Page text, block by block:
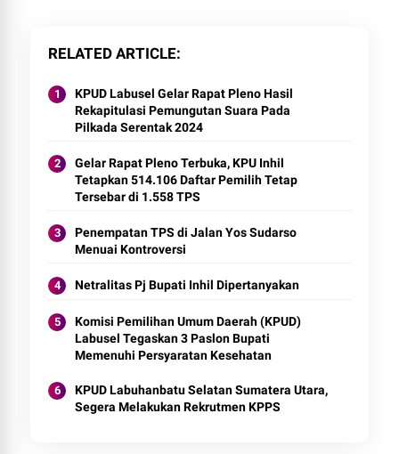
RELATED ARTICLE
KPUD Labusel Gelar Rapat Pleno Hasil
Rekapitulasi Pemungutan Suara Pada
Pilkada Serentak 2024
Gelar Rapat Pleno Terbuka, KPU Inhil
Tetapkan 514.106 Daftar Pemilih Tetap
Tersebar di 1.558 TPS
Penempatan TPS di Jalan Yos Sudarso
Menuai Kontroversi
Netralitas Pj Bupati Inhil Dipertanyakan
Komisi Pemilihan Umum Daerah (KPUD)
Labusel Tegaskan 3 Paslon Bupati
Memenuhi Persyaratan Kesehatan
KPUD Labuhanbatu Selatan Sumatera Utara,
Segera Melakukan Rekrutmen KPPS